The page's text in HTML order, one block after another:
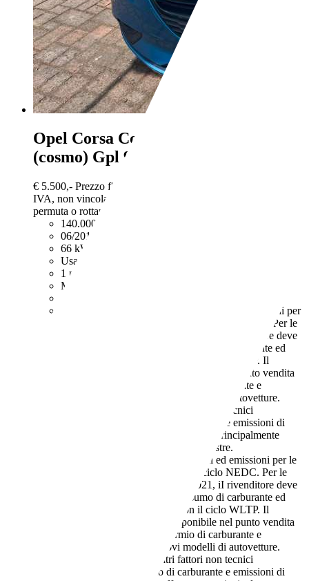
Opel Corsa Corsa 5p 1.4 Innovation
(cosmo) Gpl 90cv my16
€ 5.500,- Prezzo finale offerto al pubblico, comprensivo di
IVA, non vincolato all’acquisto di un finanziamento, a
permuta o rottamazione. Passaggio di proprietà e IPT esclusi.
140.000 km
06/2017
66 kW (90 CV)
Usato
1 proprietario
Manuale
I dati di consumi ed emissioni per
le auto usate si intendono riferiti al ciclo NEDC. Per le
auto nuove, a partire dal 16.2.2021, iI rivenditore deve
indicare i valori relativi al consumo di carburante ed
emissione di CO2 misurati con il ciclo WLTP. Il
rivenditore deve rendere disponibile nel punto vendita
una guida gratuita su risparmio di carburante e
emissioni di CO2 dei nuovi modelli di autovetture.
Anche stile di guida e altri fattori non tecnici
influiscono su consumo di carburante e emissioni di
CO2. Il CO2 è il gas a effetto serra principalmente
responsabile del riscaldamento terrestre.
I dati di consumi ed emissioni per le
auto usate si intendono riferiti al ciclo NEDC. Per le
auto nuove, a partire dal 16.2.2021, iI rivenditore deve
indicare i valori relativi al consumo di carburante ed
emissione di CO2 misurati con il ciclo WLTP. Il
rivenditore deve rendere disponibile nel punto vendita
una guida gratuita su risparmio di carburante e
emissioni di CO2 dei nuovi modelli di autovetture.
Anche stile di guida e altri fattori non tecnici
influiscono su consumo di carburante e emissioni di